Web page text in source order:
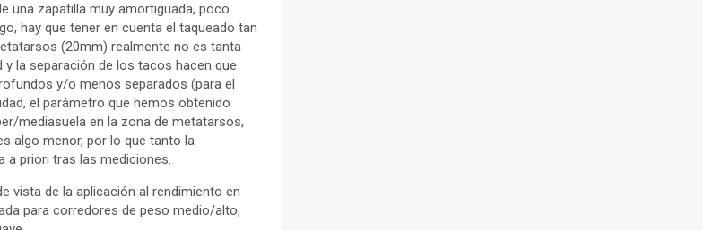
una zapatilla muy amortiguada, poco
hay que tener en cuenta el taqueado tan
(20mm) realmente no es tanta
la separación de los tacos hacen que
y/o menos separados (para el
el parámetro que hemos obtenido
mediasuela en la zona de metatarsos,
algo menor, por lo que tanto la
a priori tras las mediciones.
vista de la aplicación al rendimiento en
para corredores de peso medio/alto,